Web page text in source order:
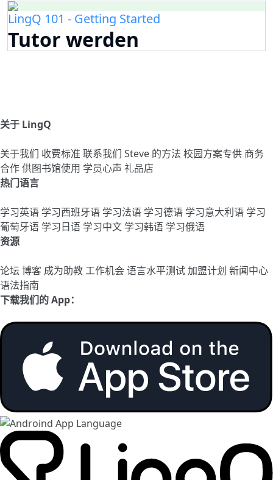
LingQ 101 - Getting Started
Tutor werden
关于 LingQ
关于我们 收费标准 联系我们 Steve 的方法 校园方案专供 商务
合作供图书馆使用 学员心声 礼品店
热门语言
学习英语 学习西班牙语 学习法语 学习德语 学习意大利语 学习
葡萄牙语 学习日语 学习中文 学习韩语 学习俄语
资源
论坛 博客 成为助教工作机会语言水平测试加盟计划 新闻中心
语法指南
下载我们的 App：